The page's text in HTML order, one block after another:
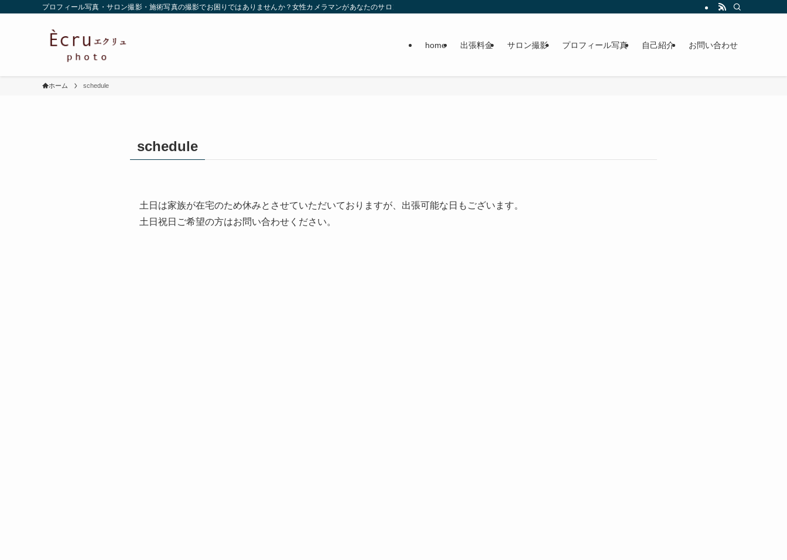
プロフィール写真・サロン撮影・施術写真の撮影でお困りではありませんか？女性カメラマンがあなたのサロンを美しく撮影します。もちろん出張撮影もしております。吹田市・豊中市・茨木市・池田市・箕面市 | 【大阪箕面市
home 出張料金 サロン撮影 プロフィール写真 自己紹介 お問い合わせ
ホーム schedule
schedule
土日は家族が在宅のため休みとさせていただいておりますが、出張可能な日もございます。
土日祝日ご希望の方はお問い合わせください。